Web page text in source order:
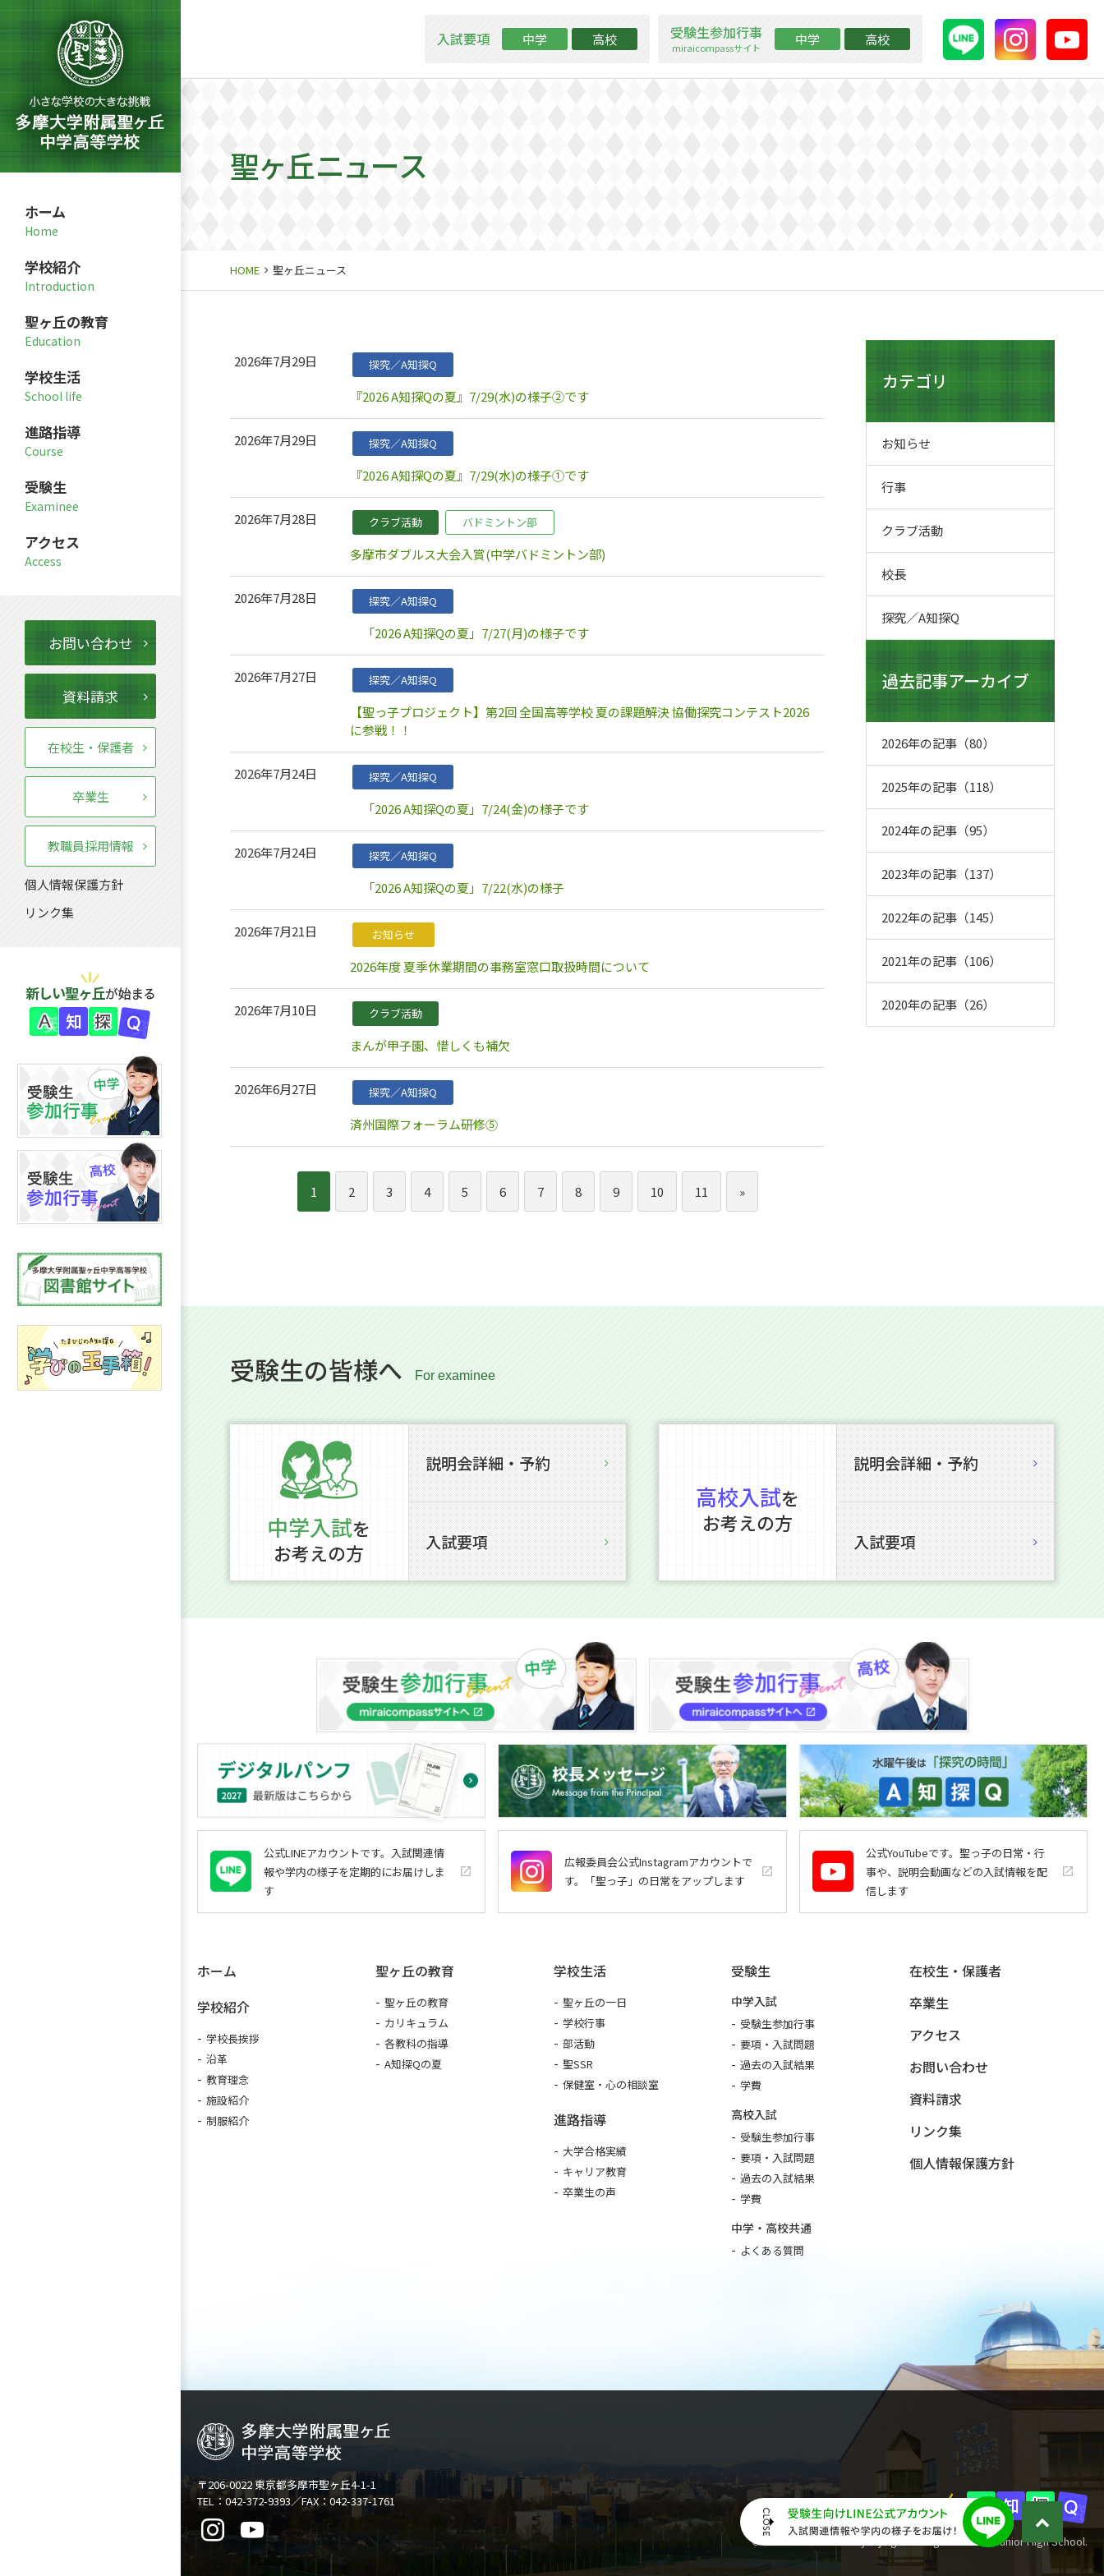
ホーム
学校紹介
聖ヶ丘の教育
学校生活
進路指導
受験生
アクセス
お問い合わせ
資料請求
在校生・保護者
卒業生
教職員採用情報
個人情報保護方針
リンク集
入試要項 中学 高校 受験生参加行事
miraicompassサイト 中学 高校
聖ヶ丘ニュース
HOME 聖ヶ丘ニュース
2026年7月29日 探究／A知探Q
『2026 A知探Qの夏』7/29(水)の様子②です
2026年7月29日 探究／A知探Q
『2026 A知探Qの夏』7/29(水)の様子①です
2026年7月28日 クラブ活動 バドミントン部
多摩市ダブルス大会入賞(中学バドミントン部)
2026年7月28日 探究／A知探Q
「2026 A知探Qの夏」7/27(月)の様子です
2026年7月27日 探究／A知探Q
【聖っ子プロジェクト】第2回 全国高等学校 夏の課題解決 協働探究コンテスト2026
に参戦！！
2026年7月24日 探究／A知探Q
「2026 A知探Qの夏」7/24(金)の様子です
2026年7月24日 探究／A知探Q
「2026 A知探Qの夏」7/22(水)の様子
2026年7月21日 お知らせ
2026年度 夏季休業期間の事務室窓口取扱時間について
2026年7月10日 クラブ活動
まんが甲子園、惜しくも補欠
2026年6月27日 探究／A知探Q
済州国際フォーラム研修⑤
1 2 3 4 5 6 7 8 9 10 11 »
カテゴリ
お知らせ
行事
クラブ活動
校長
探究／A知探Q
過去記事アーカイブ
2026年の記事（80）
2025年の記事（118）
2024年の記事（95）
2023年の記事（137）
2022年の記事（145）
2021年の記事（106）
2020年の記事（26）
受験生の皆様へ
中学入試を
お考えの方
説明会詳細・予約
入試要項
高校入試を
お考えの方
説明会詳細・予約
入試要項
公式LINEアカウントです。入試関連情
報や学内の様子を定期的にお届けしま
す
launch
広報委員会公式Instagramアカウントで
す。「聖っ子」の日常をアップします
launch
公式YouTubeです。聖っ子の日常・行
事や、説明会動画などの入試情報を配
信します
launch
ホーム
学校紹介
学校長挨拶
沿革
教育理念
施設紹介
制服紹介
聖ヶ丘の教育
聖ヶ丘の教育
カリキュラム
各教科の指導
A知探Qの夏
学校生活
聖ヶ丘の一日
学校行事
部活動
聖SSR
保健室・心の相談室
進路指導
大学合格実績
キャリア教育
卒業生の声
受験生
中学入試
受験生参加行事
要項・入試問題
過去の入試結果
学費
高校入試
受験生参加行事
要項・入試問題
過去の入試結果
学費
中学・高校共通
よくある質問
在校生・保護者
卒業生
アクセス
お問い合わせ
資料請求
リンク集
個人情報保護方針
〒206-0022 東京都多摩市聖ヶ丘4-1-1
TEL：042-372-9393／FAX：042-337-1761
© 2018 Tama University Hijirigaoka High School &Junior High School.